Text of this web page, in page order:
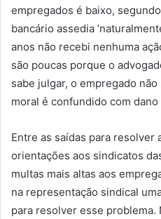
empregados é baixo,
bancário assedia
anos não recebi nenhuma
são poucas porque o
sabe julgar, o empregado
moral é confundido com dano
Entre as saídas para resolver
orientações aos sindicatos
multas mais altas aos
na representação sindical
para resolver esse problema.